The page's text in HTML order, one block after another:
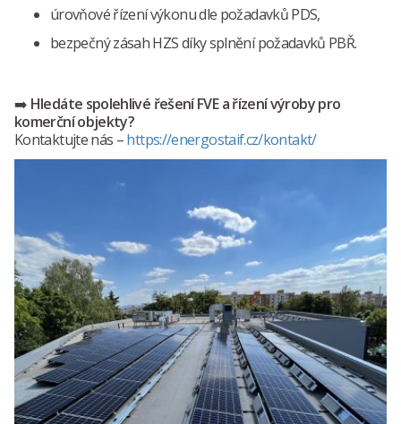
úrovňové řízení výkonu dle požadavků PDS,
bezpečný zásah HZS díky splnění požadavků PBŘ.
➡️ Hledáte spolehlivé řešení FVE a řízení výroby pro
komerční objekty?
Kontaktujte nás –https://energostaif.cz/kontakt/